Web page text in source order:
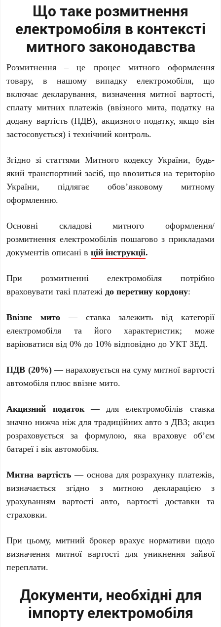
Що таке розмитнення
електромобіля в контексті
митного законодавства
Розмитнення – це процес митного оформлення
товару, в нашому випадку електромобіля, що
включає декларування, визначення митної вартості,
сплату митних платежів (ввізного мита, податку на
додану вартість (ПДВ), акцизного податку, якщо він
застосовується) і технічний контроль.
Згідно зі статтями Митного кодексу України, будь-
який транспортний засіб, що ввозиться на територію
України, підлягає обов’язковому митному
оформленню.
Основні складові митного оформлення/
розмитнення електромобілів пошагово з прикладами
документів описані в цій інструкціі.
При розмитненні електромобіля потрібно
враховувати такі платежідо перетину кордону:
Ввізне мито — ставка залежить від категорії
електромобіля та його характеристик; може
варіюватися від 0% до 10% відповідно до УКТ ЗЕД.
ПДВ (20%)— нараховується на суму митної вартості
автомобіля плюс ввізне мито.
Акцизний податок— для електромобілів ставка
значно нижча ніж для традиційних авто з ДВЗ; акциз
розраховується за формулою, яка враховує об’єм
батареї і вік автомобіля.
Митна вартість — основа для розрахунку платежів,
визначається згідно з митною декларацією з
урахуванням вартості авто, вартості доставки та
страховки.
При цьому, митний брокер врахує нормативи щодо
визначення митної вартості для уникнення зайвої
переплати.
Документи, необхідні для
імпорту електромобіля